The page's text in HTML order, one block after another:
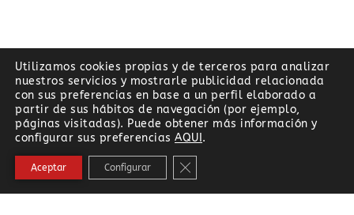
Utilizamos cookies propias y de terceros para analizar
nuestros servicios y mostrarle publicidad relacionada
con sus preferencias en base a un perfil elaborado a
partir de sus hábitos de navegación (por ejemplo,
páginas visitadas). Puede obtener más información y
configurar sus preferencias AQUI .
Aceptar Configurar Cerrar el banner de cookies